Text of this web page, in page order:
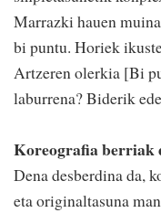
Marrazki hauen
bi puntu. Horiek
Artzeren olerkia [Bi
laburrena? Biderik
Koreografia berriak
Dena desberdina da,
eta originaltasuna